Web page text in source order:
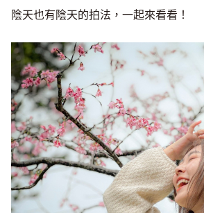
陰天也有陰天的拍法，一起來看看！